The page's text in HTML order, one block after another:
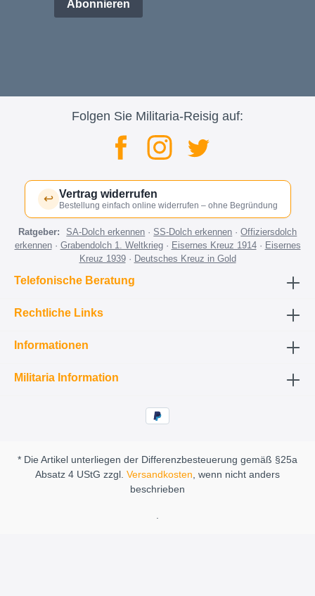
Abonnieren
Folgen Sie Militaria-Reisig auf:
↩ Vertrag widerrufen
Bestellung einfach online widerrufen – ohne Begründung
Ratgeber: SA-Dolch erkennen ·SS-Dolch erkennen ·Offiziersdolch
erkennen· Grabendolch 1. Weltkrieg· Eisernes Kreuz 1914· Eisernes
Kreuz 1939· Deutsches Kreuz in Gold
Telefonische Beratung
Rechtliche Links
Informationen
Militaria Information
* Die Artikel unterliegen der Differenzbesteuerung gemäß §25a
Absatz 4 UStG zzgl. Versandkosten, wenn nicht anders
beschrieben
.